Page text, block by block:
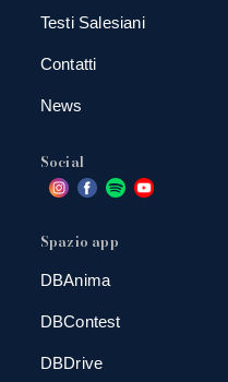
Testi Salesiani
Contatti
News
Social
Spazio app
DBAnima
DBContest
DBDrive